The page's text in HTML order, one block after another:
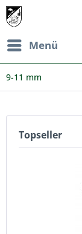
Menü
9-11 mm
Topseller